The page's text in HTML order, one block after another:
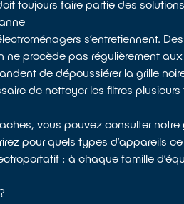
toujours faire partie des
s’entretiennent.
procède pas régulièrement
de dépoussiérer la grille noire
de nettoyer les filtres plusieurs
vous pouvez consulter notre
pour quels types d’appareils
: à chaque famille